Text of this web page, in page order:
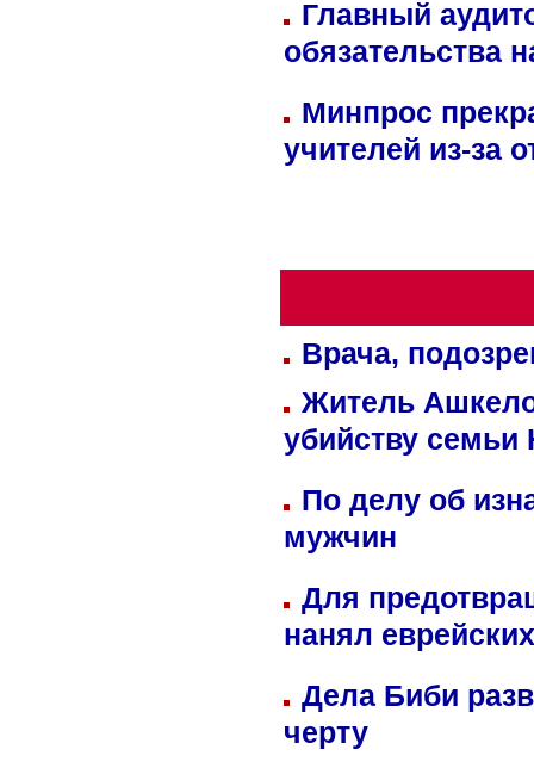
Главный
обязательства
Минпрос
учителей из-за
Врача,
Житель
убийству семьи
По делу об
мужчин
Для
нанял
Дела Биби
черту